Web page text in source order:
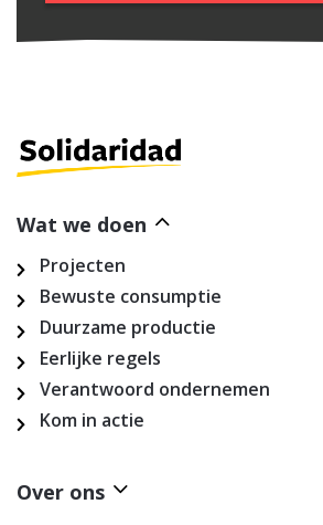
Wat we doen
Projecten
Bewuste consumptie
Duurzame productie
Eerlijke regels
Verantwoord ondernemen
Kom in actie
Over ons